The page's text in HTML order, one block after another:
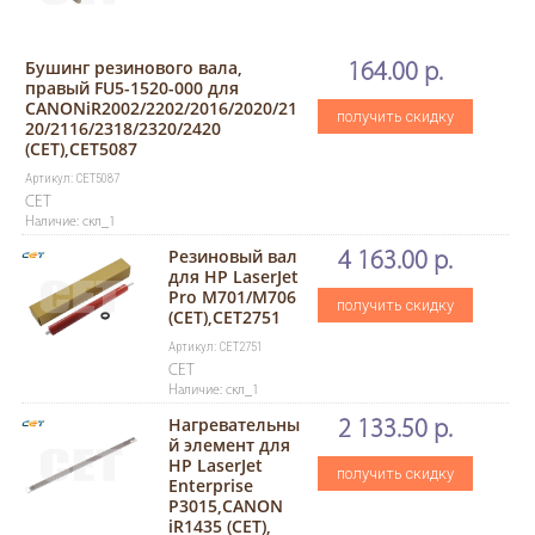
Бушинг резинового вала,
правый FU5-1520-000 для
CANONiR2002/2202/2016/2020/21
20/2116/2318/2320/2420
(CET),CET5087
Артикул: CET5087
CET
Наличие: скл_1
164.00 р.
получить скидку
Резиновый вал
для HP LaserJet
Pro M701/M706
(CET),CET2751
Артикул: CET2751
CET
Наличие: скл_1
4 163.00 р.
получить скидку
Нагревательны
й элемент для
HP LaserJet
Enterprise
P3015,CANON
iR1435 (CET),
2 133.50 р.
получить скидку